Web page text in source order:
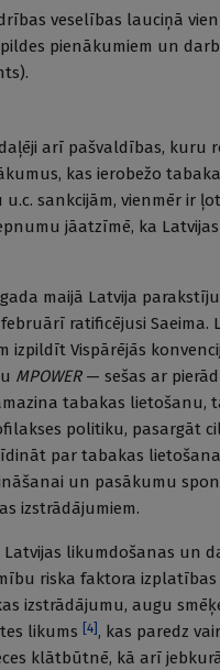
veselības lauciņā
pienākumiem un
arī pašvaldības,
kas ierobežo
sankcijām, vienmēr ir
jāatzīmē, ka
maijā Latvija
ratificējusi Saeima.
izpildīt Vispārējās
MPOWER— sešas ar
tabakas lietošanu,
politiku, pasargāt
par tabakas
un pasākumu
izstrādājumiem.
Latvijas likumdošanas un
riska faktora izplatības
izstrādājumu, augu
likums [4] , kas paredz
klātbūtnē, kā arī